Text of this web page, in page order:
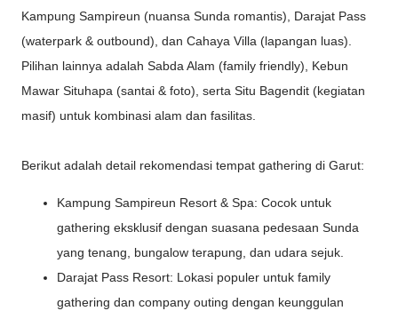
Kampung Sampireun (nuansa Sunda romantis), Darajat Pass
(waterpark & outbound), dan Cahaya Villa (lapangan luas).
Pilihan lainnya adalah Sabda Alam (family friendly), Kebun
Mawar Situhapa (santai & foto), serta Situ Bagendit (kegiatan
masif) untuk kombinasi alam dan fasilitas.
Berikut adalah detail rekomendasi tempat gathering di Garut:
Kampung Sampireun Resort & Spa: Cocok untuk
gathering eksklusif dengan suasana pedesaan Sunda
yang tenang, bungalow terapung, dan udara sejuk.
Darajat Pass Resort: Lokasi populer untuk family
gathering dan company outing dengan keunggulan